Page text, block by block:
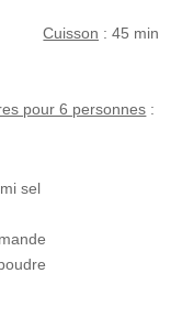
Cuisson : 45 min
pour 6 personnes :
sel